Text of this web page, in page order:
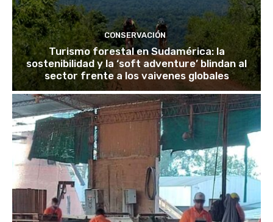
CONSERVACIÓN
Turismo forestal en Sudamérica: la
sostenibilidad y la ‘soft adventure’ blindan al
sector frente a los vaivenes globales